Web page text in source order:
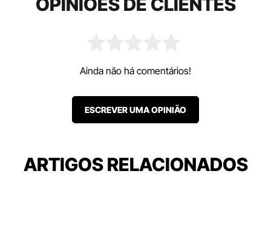
Ainda não há comentários!
ESCREVER UMA OPINIÃO
ARTIGOS RELACIONADOS